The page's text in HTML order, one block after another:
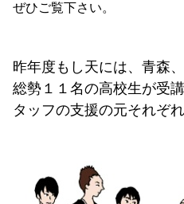
ぜひご覧下さい。
昨年度もし天には、青森
総勢１１名の高校生が受
タッフの支援の元それぞ